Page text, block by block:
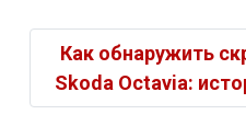
Как обнаружить
Skoda Octavia: